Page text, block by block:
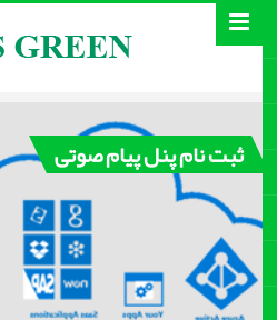
ثبت نام پنل پیام صوتی